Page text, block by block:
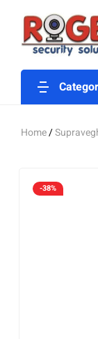
Home/
-38%